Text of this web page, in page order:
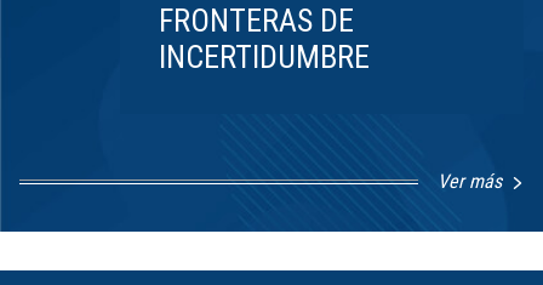
FRONTERAS DE
INCERTIDUMBRE
Ver más
1
8